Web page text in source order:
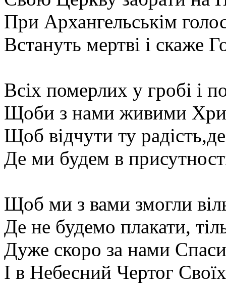
При Архангельськім
Встануть мертві і скаже
Всіх померлих у гробі і
Щоби з нами живими
Щоб відчути ту
Де ми будем в
Щоб ми з вами змогли
Де не будемо плакати,
Дуже скоро за нами
І в Небесний Чертог